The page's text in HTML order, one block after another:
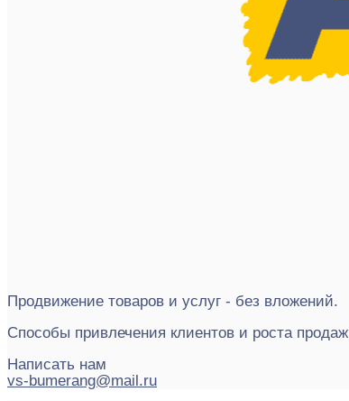
Продвижение товаров и услуг - без вложений.
Способы привлечения клиентов и роста продаж
Написать нам
vs-bumerang@mail.ru